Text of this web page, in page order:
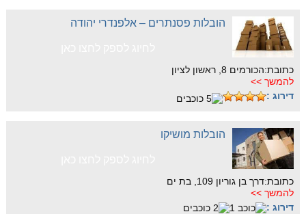
הובלות פסנתרים – אלפנדרי יהודה
כתובת:הכורמים 8, ראשון לציון
להמשך >>
דירוג :
הובלות מושיקו
כתובת:דרך בן גוריון 109, בת ים
להמשך >>
דירוג :